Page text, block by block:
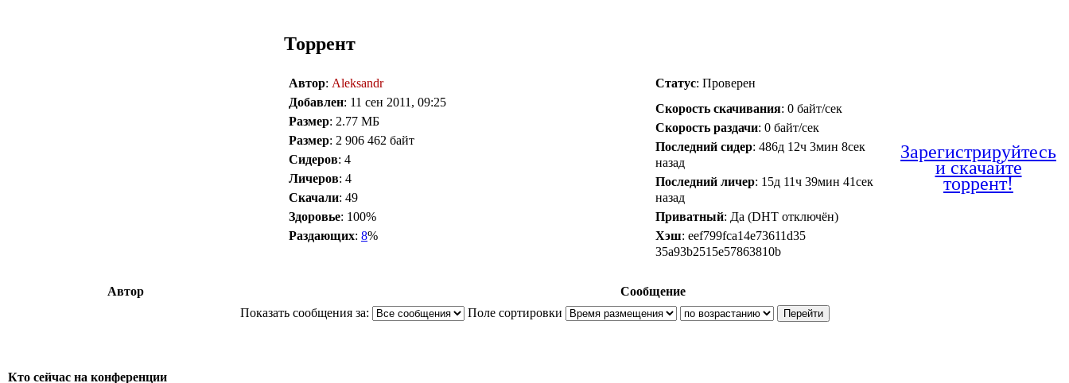
Торрент
Автор: Aleksandr
Добавлен: 11 сен 2011, 09:25
Размер: 2.77 МБ
Размер: 2 906 462 байт
Сидеров: 4
Личеров: 4
Скачали: 49
Здоровье: 100%
Раздающих: 8%
Статус: Проверен
Скорость скачивания: 0 байт/сек
Скорость раздачи: 0 байт/сек
Последний сидер: 486д 12ч 3мин 8сек
назад
Последний личер: 15д 11ч 39мин 41сек
назад
Приватный: Да (DHT отключён)
Хэш: eef799fca14e73611d35
35a93b2515e57863810b
Зарегистрируйтесь
и скачайте
торрент!
Автор
Сообщение
Показать сообщения за:
Поле сортировки
Кто сейчас на конференции